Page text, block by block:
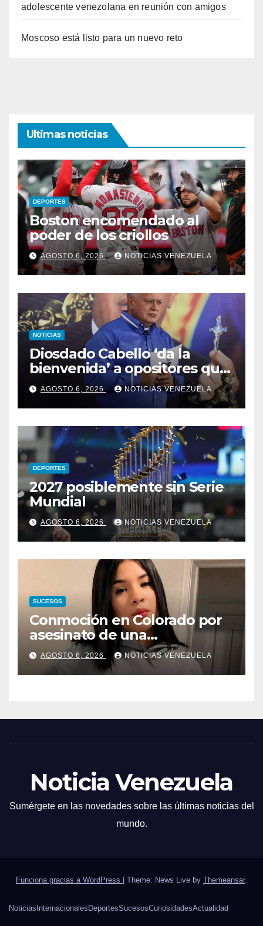
adolescente venezolana en reunión con amigos
Moscoso está listo para un nuevo reto
Ultimas noticias
DEPORTES
Boston encomendado al
poder de los criollos
AGOSTO 6, 2026 NOTICIAS VENEZUELA
NOTICIAS
Diosdado Cabello ‘da la
bienvenida’ a opositores que
llegaron al país para diálogo
con el gobierno
AGOSTO 6, 2026 NOTICIAS VENEZUELA
DEPORTES
2027 posiblemente sin Serie
Mundial
AGOSTO 6, 2026 NOTICIAS VENEZUELA
SUCESOS
Conmoción en Colorado por
asesinato de una
adolescente venezolana en
reunión con amigos
AGOSTO 6, 2026 NOTICIAS VENEZUELA
Noticia Venezuela
Sumérgete en las novedades sobre las últimas noticias del
mundo.
Funciona gracias a WordPress | Theme: News Live by Themeansar.
Noticias Internacionales DeportesSucesosCuriosidadesActualidad